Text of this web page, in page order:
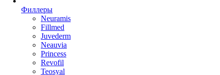
Филлеры
Neuramis
Fillmed
Juvederm
Neauvia
Princess
Revofil
Teosyal